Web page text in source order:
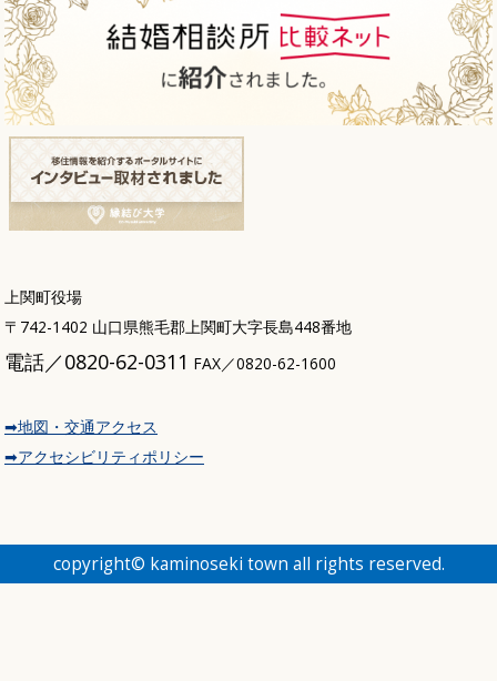
上関町役場
〒742-1402 山口県熊毛郡上関町大字長島448番地
電話／0820-62-0311 FAX／0820-62-1600
➡地図・交通アクセス
➡アクセシビリティポリシー
copyright© kaminoseki town all rights reserved.